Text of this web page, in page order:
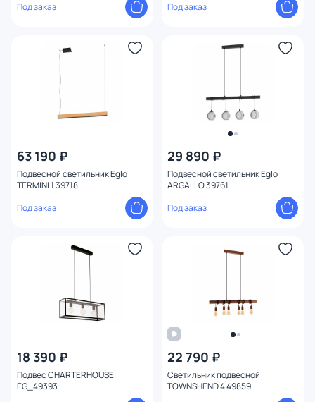
Под заказ
Под заказ
63 190 ₽
Подвесной светильник Eglo
TERMINI 1 39718
Под заказ
29 890 ₽
Подвесной светильник Eglo
ARGALLO 39761
Под заказ
18 390 ₽
Подвес CHARTERHOUSE
EG_49393
22 790 ₽
Светильник подвесной
TOWNSHEND 4 49859